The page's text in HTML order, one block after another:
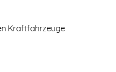
Kraftfahrzeuge